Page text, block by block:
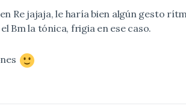
Re jajaja, le haría bien algún gesto
Bm la tónica, frigia en ese caso.